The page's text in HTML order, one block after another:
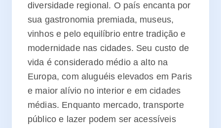
diversidade regional. O país encanta por
sua gastronomia premiada, museus,
vinhos e pelo equilíbrio entre tradição e
modernidade nas cidades. Seu custo de
vida é considerado médio a alto na
Europa, com aluguéis elevados em Paris
e maior alívio no interior e em cidades
médias. Enquanto mercado, transporte
público e lazer podem ser acessíveis